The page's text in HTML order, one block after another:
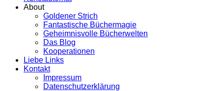
About
Goldener Strich
Fantastische Büchermagie
Geheimnisvolle Bücherwelten
Das Blog
Kooperationen
Liebe Links
Kontakt
Impressum
Datenschutzerklärung